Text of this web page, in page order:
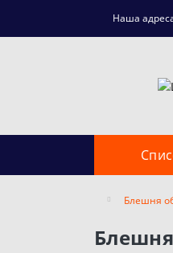
Наша
Блешня
Блешня